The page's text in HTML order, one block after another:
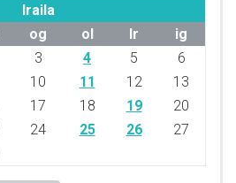
Iraila
og ol lr
ig
3 4 5
6
10 11 12
13
17 18 19
20
24 25 26
27